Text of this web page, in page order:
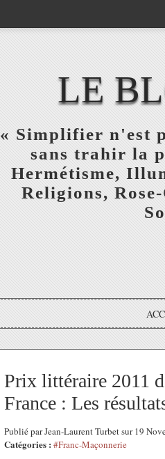
LE
« Simplifier n'est
sans trahir la
Hermétisme,
Religions,
Prix littéraire 2011
France : Les
Publié par Jean-Laurent Turbet sur 19
Catégories : #Franc-Maçonnerie